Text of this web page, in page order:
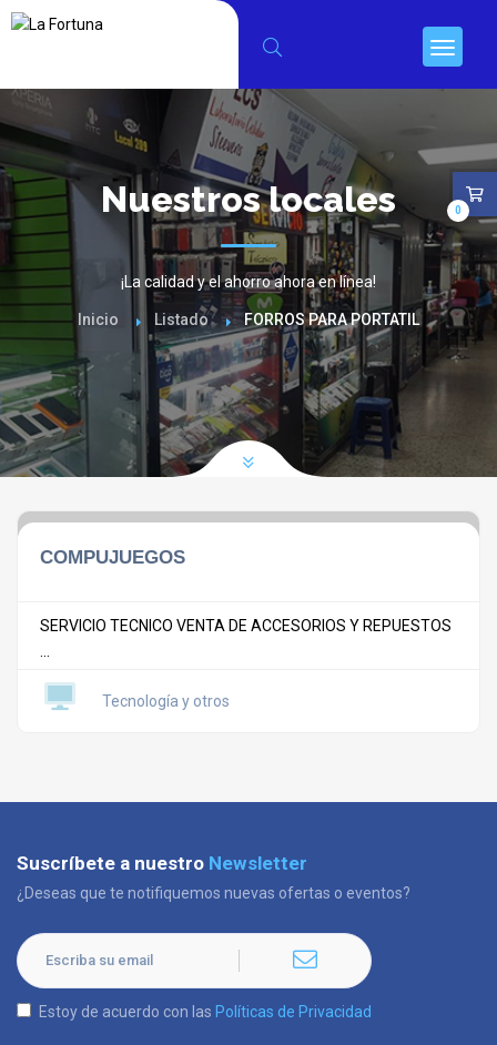
Nuestros locales
¡La calidad y el ahorro ahora en línea!
Inicio Listado FORROS PARA PORTATIL
COMPUJUEGOS
SERVICIO TECNICO VENTA DE ACCESORIOS Y REPUESTOS
Tecnología y otros
0
Suscríbete a nuestro Newsletter
¿Deseas que te notifiquemos nuevas ofertas o eventos?
Estoy de acuerdo con las Políticas de Privacidad